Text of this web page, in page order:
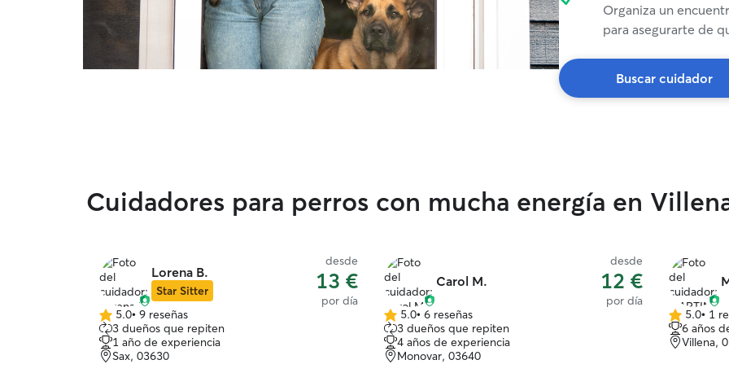
meal
for a pet
providing
would
will keep
Organiza un
para asegurarte de
Buscar cuidador
Cuidadores para perros con mucha energía en
Lorena B.
Star Sitter
desde
13 €
por día
5.0
de
5
estrellas
5.0• 9 reseñas
3 dueños que repiten
1 año de experiencia
Sax, 03630
Carol M.
desde
12 €
por día
5.0
de
5
estrellas
5.0• 6 reseñas
3 dueños que repiten
4 años de experiencia
Monovar, 03640
5.0
de
5
5.0• 1
6 años
Villena,